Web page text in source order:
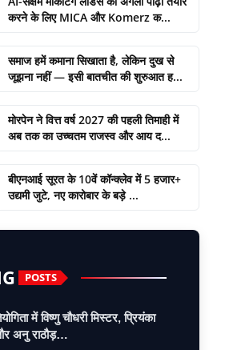
करने के लिए MICA और Komerz क...
समाज हमें कमाना सिखाता है, लेकिन दुख से
जूझना नहीं — इसी बातचीत की शुरुआत ह...
मोरपेन ने वित्त वर्ष 2027 की पहली तिमाही में
अब तक का उच्चतम राजस्व और आय द...
बीएनआई सूरत के 10वें कॉन्क्लेव में 5 हजार+
उद्यमी जुटे, नए कारोबार के बड़े ...
POSTS
में विष्णु चौधरी मिस्टर, प्रियंका
अनु राठौड़…